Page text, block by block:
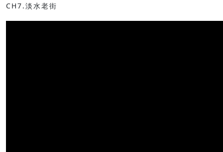
CH7.淡水老街